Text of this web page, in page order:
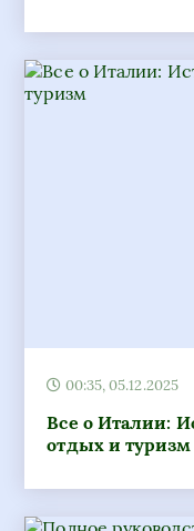
00:35, 05.12.2025
Все о Италии:
отдых и туризм